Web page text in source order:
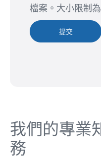
檔案。大小限制
提交
我們的專業
務